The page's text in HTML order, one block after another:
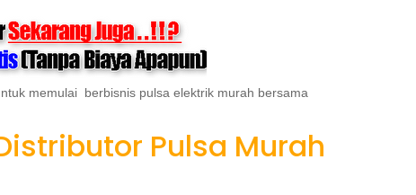
memulai berbisnis pulsa elektrik murah bersama
Pulsa Murah